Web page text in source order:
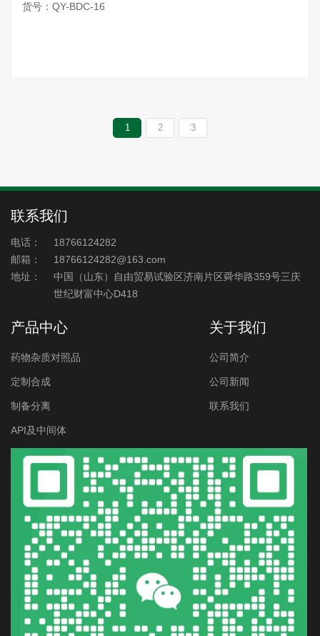
货号：QY-BDC-16
1 2 3
联系我们
电话：
18766124282
邮箱：
18766124282@163.com
地址：
中国（山东）自由贸易试验区济南片区舜华路359号三庆
世纪财富中心D418
产品中心
药物杂质对照品
定制合成
制备分离
API及中间体
关于我们
公司简介
公司新闻
联系我们